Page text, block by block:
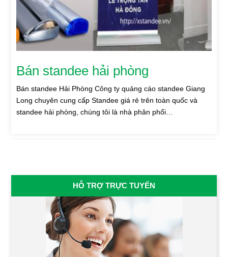
Bán standee hải phòng
Bán standee Hải Phòng Công ty quảng cáo standee Giang
Long chuyên cung cấp Standee giá rẻ trên toàn quốc và
standee hải phòng, chúng tôi là nhà phân phối…
HỖ TRỢ TRỰC TUYẾN